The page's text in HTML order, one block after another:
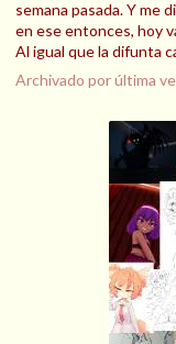
semana pasada. Y me
en ese entonces, hoy
Al igual que la difunta
Archivado por última